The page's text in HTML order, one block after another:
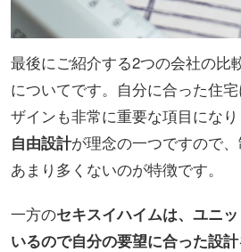
最後にご紹介する2つの会社の比
についてです。自分に合った住
ザインも非常に重要な項目になり
自由設計が理念の一つですので
あまり多くないのが特徴です。
一方のセキスイハイムは、ユニ
いるので自分の要望に合った設